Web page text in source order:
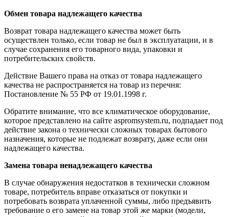
Обмен товара надлежащего качества
Возврат товара надлежащего качества может быть
осуществлен только, если товар не был в эксплуатации, и в
случае сохранения его товарного вида, упаковки и
потребительских свойств.
Действие Вашего права на отказ от товара надлежащего
качества не распространяется на товар из перечня:
Постановление № 55 РФ от 19.01.1998 г.
Обратите внимание, что все климатическое оборудование,
которое представлено на сайте aspromsystem.ru, подпадает под
действие закона о технически сложных товарах бытового
назначения, которые не подлежат возврату, даже если они
надлежащего качества.
Замена товара ненадлежащего качества
В случае обнаружения недостатков в технически сложном
товаре, потребитель вправе отказаться от покупки и
потребовать возврата уплаченной суммы, либо предъявить
требование о его замене на товар этой же марки (модели,